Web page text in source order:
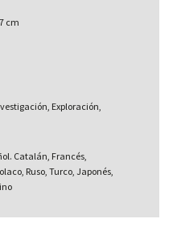
cm
Exploración,
Catalán, Francés,
Ruso, Turco, Japonés,